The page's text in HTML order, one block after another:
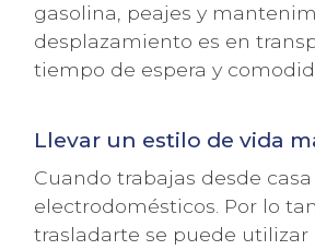
gasolina, peajes y
desplazamiento es en
tiempo de espera y
Llevar un estilo de vida
Cuando trabajas desde
electrodomésticos. Por lo
trasladarte se puede utilizar
política de privacidady losterminos de uso